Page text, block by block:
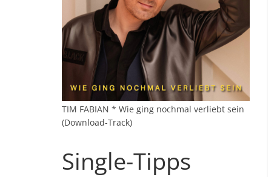
TIM FABIAN * Wie ging nochmal verliebt sein
(Download-Track)
Single-Tipps